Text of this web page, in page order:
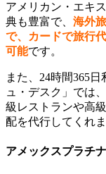
アメリカン・エキ
典も豊富で、 海外
で、カードで旅行
可能です。
また、24時間365
ュ・デスク」では
級レストランや高
配を代行してくれま
アメックスプラチ